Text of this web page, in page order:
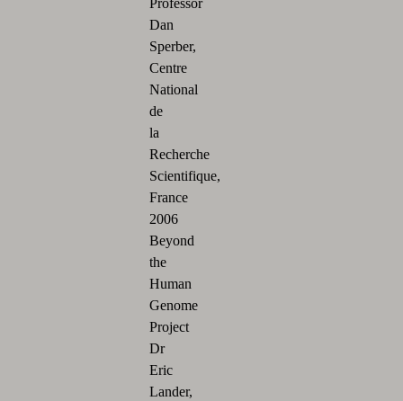
Professor
Dan
Sperber,
Centre
National
de
la
Recherche
Scientifique,
France
2006
Beyond
the
Human
Genome
Project
Dr
Eric
Lander,